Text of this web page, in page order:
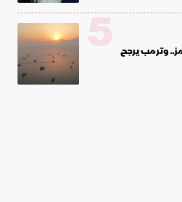
وترمب يرجح 5